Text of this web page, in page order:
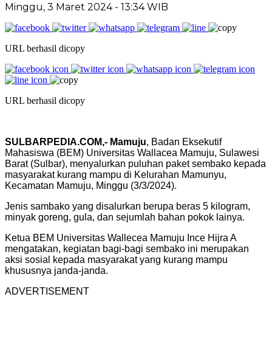
Minggu, 3 Maret 2024 - 13:34 WIB
URL berhasil dicopy
URL berhasil dicopy
SULBARPEDIA.COM,- Mamuju, Badan Eksekutif
Mahasiswa (BEM) Universitas Wallacea Mamuju, Sulawesi
Barat (Sulbar), menyalurkan puluhan paket sembako kepada
masyarakat kurang mampu di Kelurahan Mamunyu,
Kecamatan Mamuju, Minggu (3/3/2024).
Jenis sambako yang disalurkan berupa beras 5 kilogram,
minyak goreng, gula, dan sejumlah bahan pokok lainya.
Ketua BEM Universitas Wallecea Mamuju Ince Hijra A
mengatakan, kegiatan bagi-bagi sembako ini merupakan
aksi sosial kepada masyarakat yang kurang mampu
khususnya janda-janda.
ADVERTISEMENT